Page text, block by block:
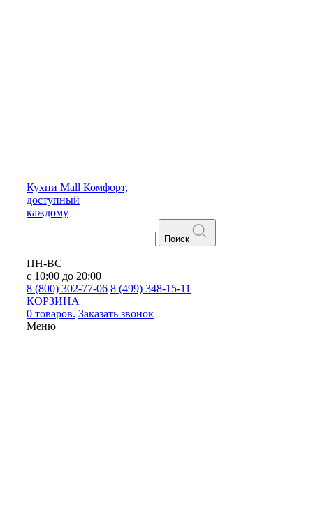
Кухни Mall Комфорт,
доступный
каждому
Поиск
ПН-ВС
с 10:00 до 20:00
8 (800) 302-77-06 8 (499) 348-15-11
КОРЗИНА
0 товаров. Заказать звонок
Меню